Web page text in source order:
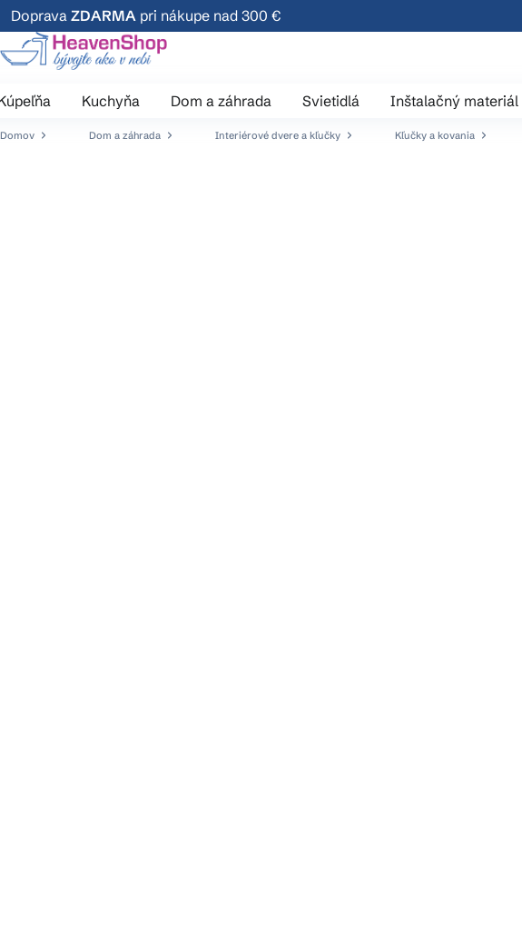
Prejsť
na
obsah
Doprava ZDARMA pri nákupe nad 300 €
Kuchyňa Dom a záhrada Svietidlá Inštalačný materiál
Domov Dom a záhrada Interiérové dvere a kľučky Kľučky a kovania